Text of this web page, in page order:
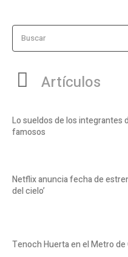
Buscar
Artículos
Lo sueldos de los integrantes
famosos
Netflix anuncia fecha de
del cielo’
Tenoch Huerta en el Metro de